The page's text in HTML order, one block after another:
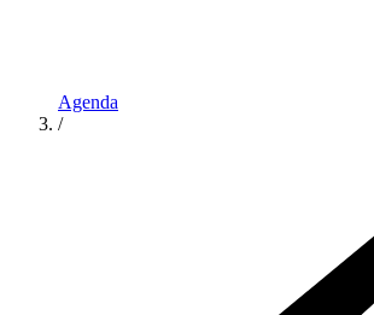
Agenda
/